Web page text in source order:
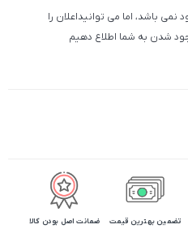
باشد، اما می توانیداعلان را
شدن به شما اطلاع دهیم
تضمین بهترین قیمت ضمانت اصل بودن کالا